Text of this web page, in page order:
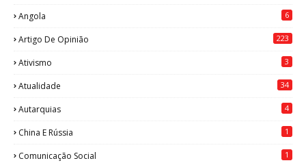
Angola 6
Artigo De Opinião 223
Ativismo 3
Atualidade 34
Autarquias 4
China E Rússia 1
Comunicação Social 1